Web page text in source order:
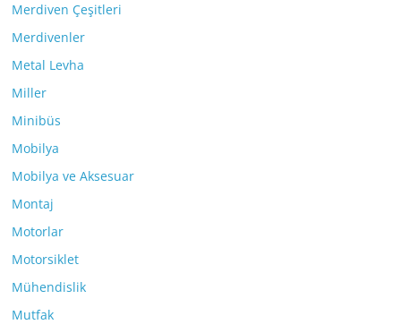
Merdiven Çeşitleri
Merdivenler
Metal Levha
Miller
Minibüs
Mobilya
Mobilya ve Aksesuar
Montaj
Motorlar
Motorsiklet
Mühendislik
Mutfak